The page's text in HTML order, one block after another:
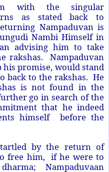
with the singular
as stated back to
Nampaduvan is
Nambi Himself in
advising him to take
rakshas. Nampaduvan
promise, would stand
back to the rakshas. He
is not found in the
go in search of the
that he indeed
himself before the
by the return of
free him, if he were to
Nampaduvaan